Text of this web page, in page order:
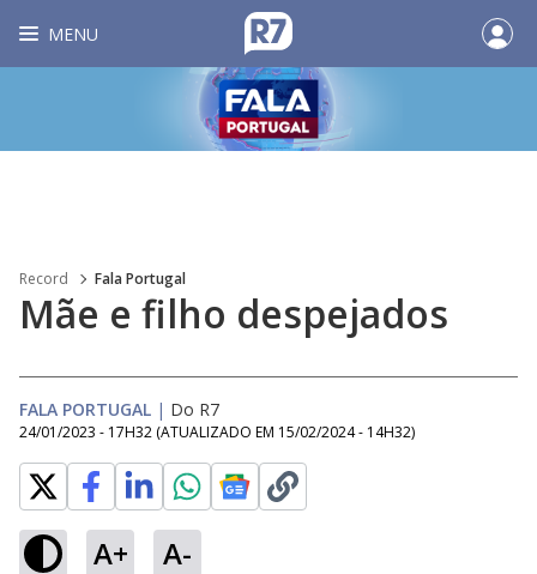
MENU
Record Fala Portugal
Mãe e filho despejados
FALA PORTUGAL | Do R7
24/01/2023 - 17H32 (ATUALIZADO EM 15/02/2024 - 14H32)
A+ A-